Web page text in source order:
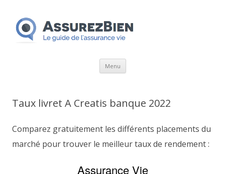
Menu Aller
Taux livret A Creatis banque 2022
Comparez gratuitement les différents placements du
marché pour trouver le meilleur taux de rendement :